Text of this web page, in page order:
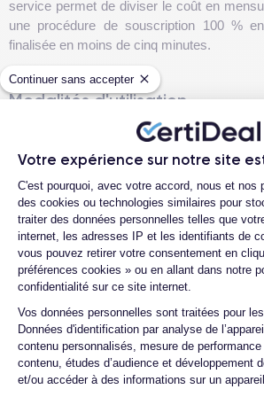
Continuer sans accepter
Votre expérience sur notre site
Plateforme de Gestion
C'est pourquoi, avec votre accord, nous et nos
des cookies ou technologies similaires pour
traiter des données personnelles telles que
internet, les adresses IP et les identifiants de
vous pouvez retirer votre consentement en
préférences cookies » ou en allant dans notre
confidentialité sur ce site internet.
Vos données personnelles sont traitées pour
Données d'identification par analyse de
contenu personnalisés, mesure de
contenu, études d’audience et développement
et/ou accéder à des informations sur un
Axeptio consent
service permet de diviser le coût en
une procédure de souscription 100 %
finalisée en moins de cinq minutes.
Modalités d'utilisation
Pour utiliser Younited Pay,
l'achat et suivez les étapes du parcours
bancaire via une interface sécurisée. En
crédit est disponible en quelques secondes.
Important :Assurez-vous que les
que le nom et le prénom, correspondent
votre carte de paiement. Des
serez redirigé vers le site de
financement.